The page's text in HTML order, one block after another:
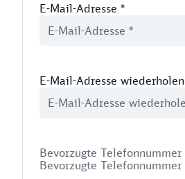
E-Mail-Adresse *
E-Mail-Adresse wiederholen
Bevorzugte Telefonnummer
Bevorzugte Telefonnummer